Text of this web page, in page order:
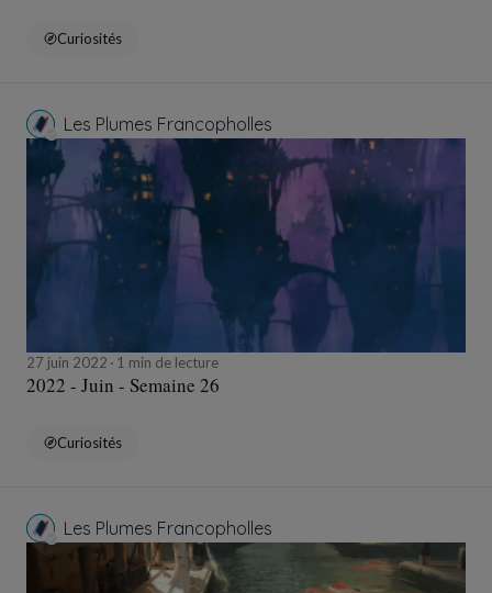
Curiosités
Les Plumes Francopholles
27 juin 2022 1 min de lecture
2022 - Juin - Semaine 26
Curiosités
Les Plumes Francopholles